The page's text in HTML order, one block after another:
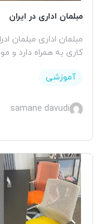
مبلمان اداری در ایران
مبلمان اداری
کاری به همراه دارد
آموزشی
samane davudi